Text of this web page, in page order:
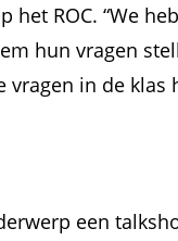
ROC. “We
hun vragen
in de klas
een